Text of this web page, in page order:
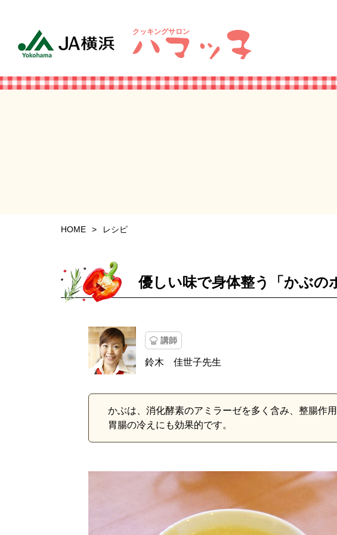
クッキングサロン
HOME レシピ
優しい味で身体整う「かぶの
講師
鈴木 佳世子先生
かぶは、消化酵素のアミラーゼを多く含み、整腸作
胃腸の冷えにも効果的です。